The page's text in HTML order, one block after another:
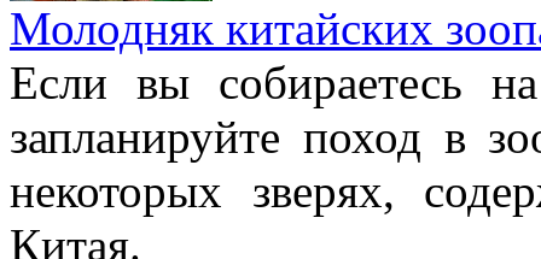
Молодняк китайских
Если вы собираетесь
запланируйте поход в
некоторых зверях,
Китая.